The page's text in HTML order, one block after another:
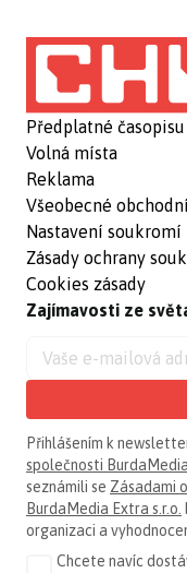
Předplatné
Volná místa
Reklama
Všeobecné
Nastavení soukromí
Zásady ochrany
Cookies zásady
Zajímavosti ze
Přihlášením k
společnosti BurdaMedia
seznámili se Zásadami
BurdaMedia Extra s.r.o.
organizaci a
Chcete navíc